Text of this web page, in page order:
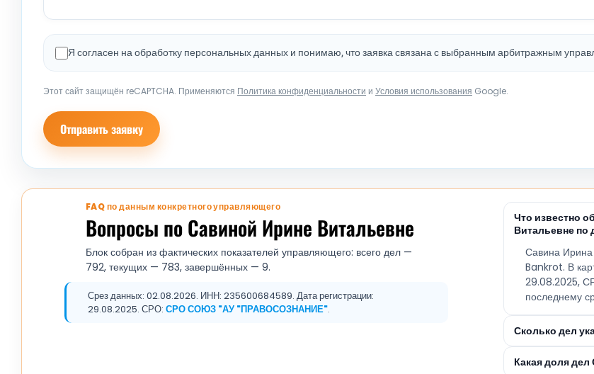
Я согласен на обработку персональных данных и понимаю, что заявка связана с выбранным арбитражным
Этот сайт защищён reCAPTCHA. Применяются Политика конфиденциальности и Условия использования Google.
Отправить заявку
FAQ по данным конкретного управляющего
Вопросы по Савиной Ирине Витальевне
Блок собран из фактических показателей управляющего: всего дел —
792, текущих — 783, завершённых — 9.
Срез данных: 02.08.2026. ИНН: 235600684589. Дата регистрации:
29.08.2025. СРО: СРО СОЮЗ "АУ "ПРАВОСОЗНАНИЕ".
Что известно
Витальевне по
Савина
Bankrot. В
29.08.2025,
последнему
Сколько дел
Какая доля